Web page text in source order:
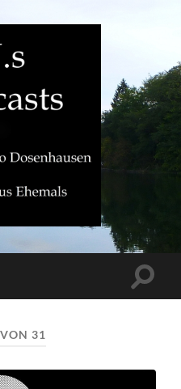
TJ.s
31